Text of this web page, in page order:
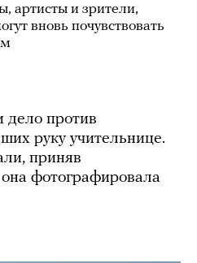
артисты и зрители,
вновь почувствовать
дело против
руку учительнице.
приняв
фотографировала